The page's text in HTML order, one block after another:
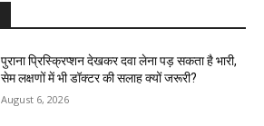
पुराना प्रिस्क्रिप्शन देखकर दवा लेना पड़ सकता है भारी,
सेम लक्षणों में भी डॉक्टर की सलाह क्यों जरूरी?
August 6, 2026